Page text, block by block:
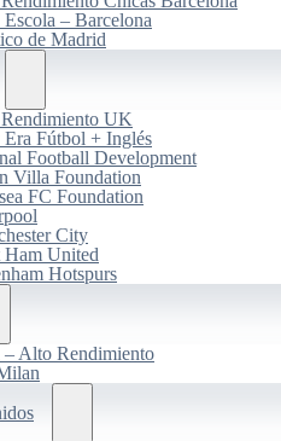
– Barcelona
de Madrid
UK
Fútbol + Inglés
Football Development
Villa Foundation
FC Foundation
City
Ham United
Hotspurs
– Alto Rendimiento